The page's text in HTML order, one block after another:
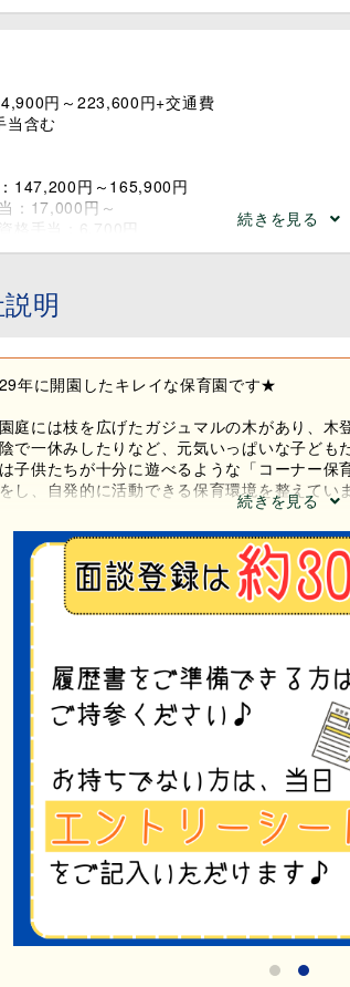
続きを見る
円～223,600円+交通費
当含む
：147,200円～165,900円
：17,000円～
資格手当：6,700円
手当：10,000円～
とは★
遇で長く安心して働けます◎
明
続きを見る
年に開園したキレイな保育園です★
庭には枝を広げたガジュマルの木があり、木
で一休みしたりなど、元気いっぱいな子ども
子供たちが十分に遊べるような「コーナー保
し、自発的に活動できる保育環境を整えてい
も全力!!の明るい職場♪
代まで約25名のスタッフが活躍中！
ときはすぐ相談できる雰囲気で、笑顔が絶え
タッフも活躍中で、育休取得の実績もあります